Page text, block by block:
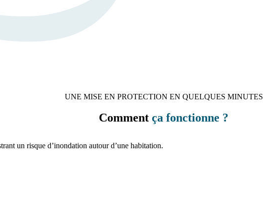
UNE MISE EN PROTECTION EN QUELQUES MINUTES
Comment ça fonctionne ?